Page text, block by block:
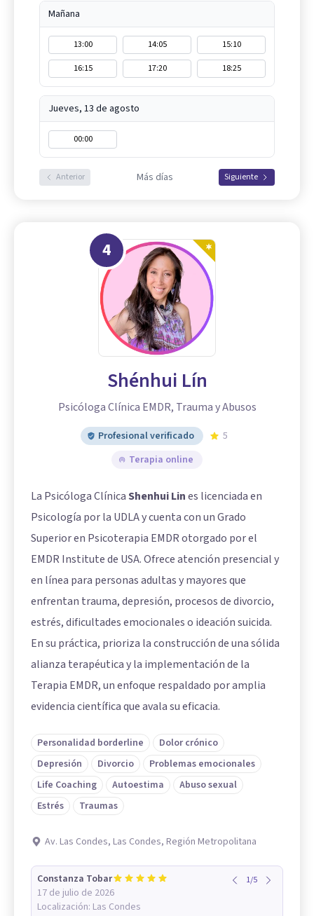
Mañana
13:00 14:05
15:10
16:15
17:20 18:25
Jueves, 13 de agosto
00:00
Anterior Más días Siguiente
4
Shénhui Lín
Psicóloga Clínica EMDR, Trauma y Abusos
Profesional verificado
5
Terapia online
La Psicóloga ClínicaShenhui Lines licenciada en
Psicología por la UDLA y cuenta con un Grado
Superior en Psicoterapia EMDR otorgado por el
EMDR Institute de USA. Ofrece atención presencial y
en línea para personas adultas y mayores que
enfrentan trauma, depresión, procesos de divorcio,
estrés, dificultades emocionales o ideación suicida.
En su práctica, prioriza la construcción de una sólida
alianza terapéutica y la implementación de la
Terapia EMDR, un enfoque respaldado por amplia
evidencia científica que avala su eficacia.
Personalidad borderline
Dolor crónico
Depresión
Divorcio
Problemas emocionales
Life Coaching
Autoestima
Abuso sexual
Estrés
Traumas
Av. Las Condes, Las Condes, Región Metropolitana
Constanza Tobar
17 de julio de 2026
Localización: Las Condes
1/5